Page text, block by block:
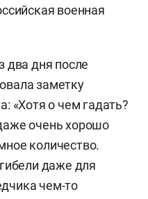
военная
два дня после
заметку
«Хотя о чем гадать?
очень хорошо
количество.
даже для
чем-то